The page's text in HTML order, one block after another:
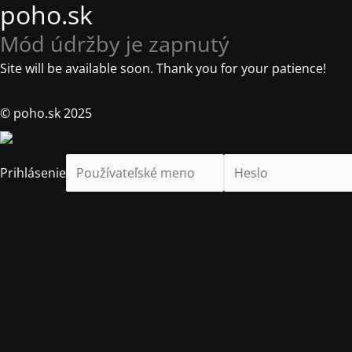
poho.sk
Mód údržby je zapnutý
Site will be available soon. Thank you for your patience!
© poho.sk 2025
Prihlásenie